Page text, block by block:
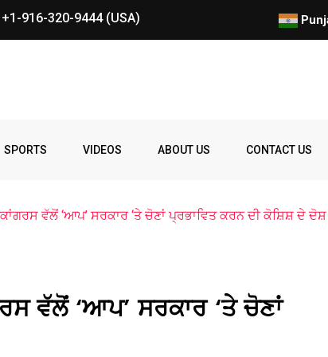
ਕੈਲੀਫੋਰਨੀਆ ‘ਚ ਪੰਜਾਬ ਨੌਜਵਾਨ
+1-916-320-9444 (USA)
SPORTS VIDEOS ABOUT US CONTACT US
Ohio Parade Party Police prize Student
ਵੱਲੋਂ ‘ਆਪ’ ਸਰਕਾਰ ‘ਤੇ ਚੋਣਾਂ ਪ੍ਰਭਾਵਿਤ ਕਰਨ ਦੀ ਕੋਸ਼ਿਸ਼ ਦੇ ਦੋਸ਼
ਵੱਲੋਂ ‘ਆਪ’ ਸਰਕਾਰ ‘ਤੇ ਚੋਣਾਂ